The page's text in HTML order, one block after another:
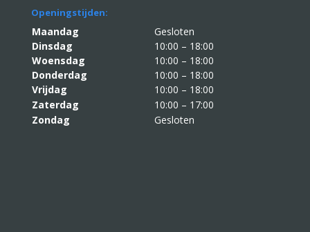
Openingstijden:
Maandag
Gesloten
Dinsdag
10:00 – 18:00
Woensdag
10:00 – 18:00
Donderdag
10:00 – 18:00
Vrijdag
10:00 – 18:00
Zaterdag
10:00 – 17:00
Zondag
Gesloten